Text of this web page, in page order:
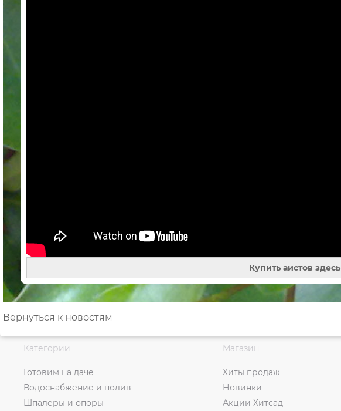
Купить аистов здесь
Вернуться к новостям
Категории
Готовим на даче
Водоснабжение и полив
Шпалеры и опоры
Магазин
Хиты продаж
Новинки
Акции Хитсад